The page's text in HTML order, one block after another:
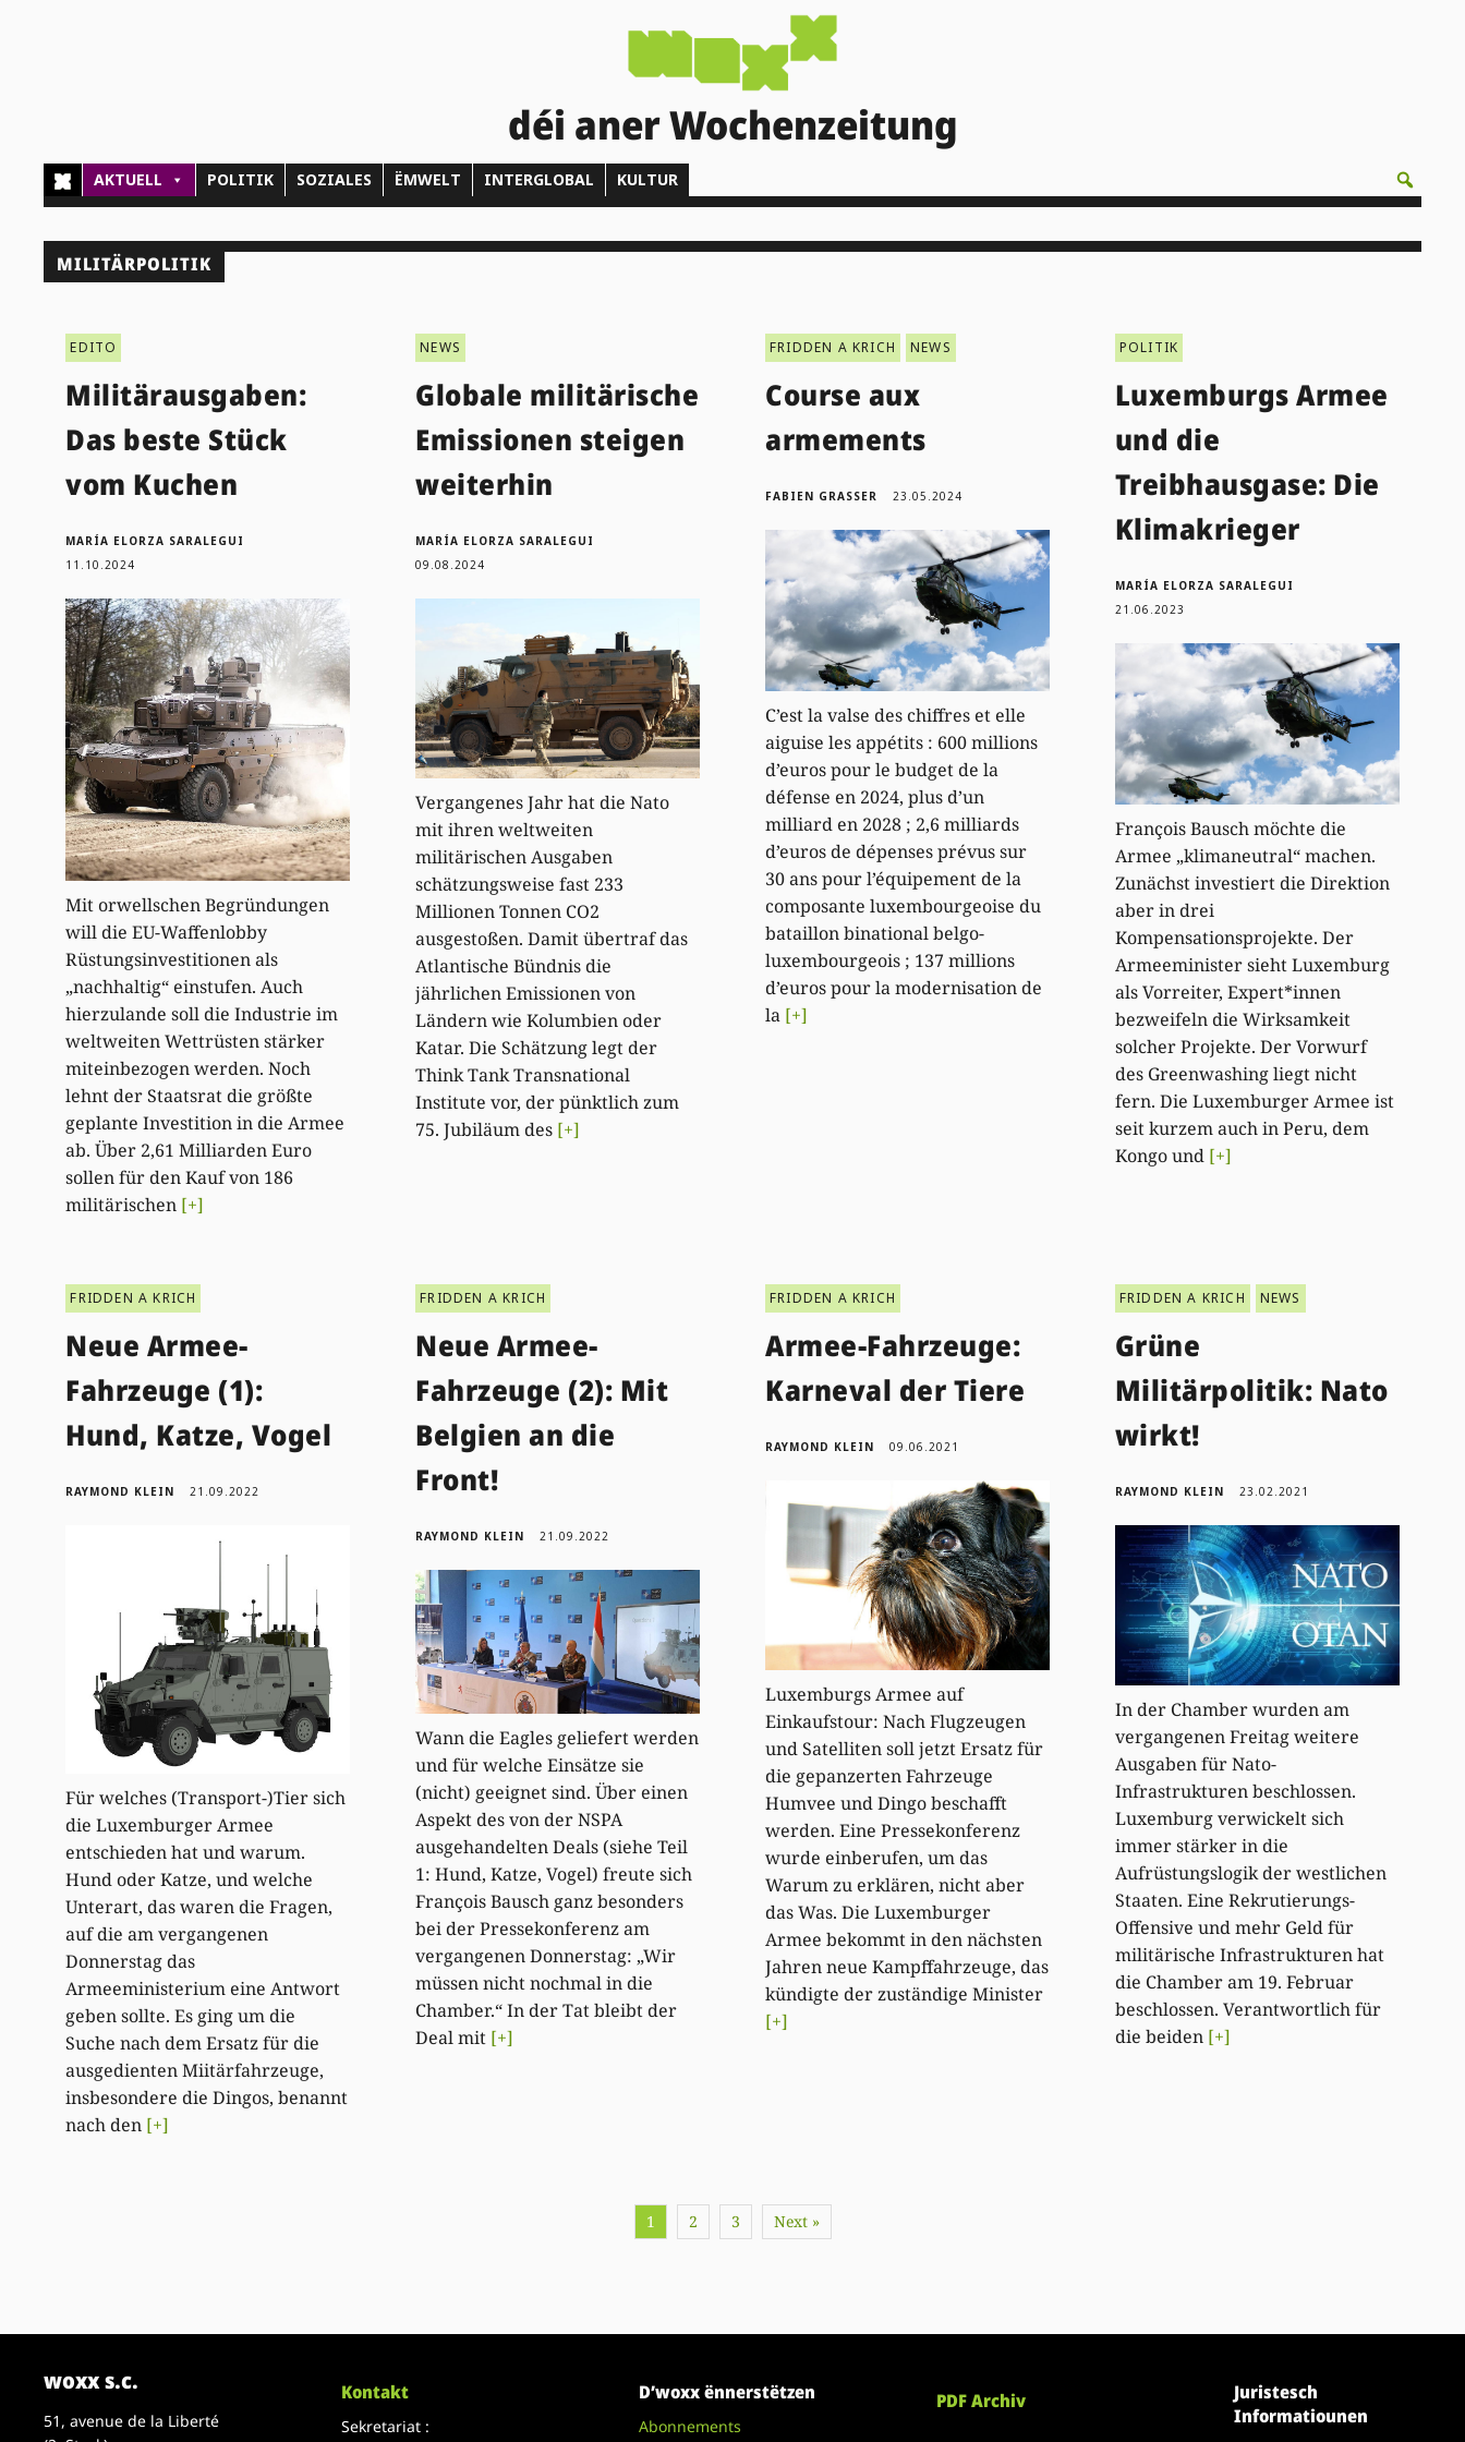
déi aner Wochenzeitung
AKTUELL POLITIK SOZIALES ËMWELT INTERGLOBAL KULTUR
MILITÄRPOLITIK
EDITO
Militärausgaben:
Das beste Stück
vom Kuchen
MARÍA ELORZA SARALEGUI
11.10.2024
Mit orwellschen Begründungen
will die EU-Waffenlobby
Rüstungsinvestitionen als
„nachhaltig“ einstufen. Auch
hierzulande soll die Industrie im
weltweiten Wettrüsten stärker
miteinbezogen werden. Noch
lehnt der Staatsrat die größte
geplante Investition in die Armee
ab. Über 2,61 Milliarden Euro
sollen für den Kauf von 186
militärischen [+]
NEWS
Globale militärische
Emissionen steigen
weiterhin
MARÍA ELORZA SARALEGUI
09.08.2024
Vergangenes Jahr hat die Nato
mit ihren weltweiten
militärischen Ausgaben
schätzungsweise fast 233
Millionen Tonnen CO2
ausgestoßen. Damit übertraf das
Atlantische Bündnis die
jährlichen Emissionen von
Ländern wie Kolumbien oder
Katar. Die Schätzung legt der
Think Tank Transnational
Institute vor, der pünktlich zum
75. Jubiläum des [+]
FRIDDEN A KRICH NEWS
Course aux
armements
FABIEN GRASSER 23.05.2024
C’est la valse des chiffres et elle
aiguise les appétits : 600 millions
d’euros pour le budget de la
défense en 2024, plus d’un
milliard en 2028 ; 2,6 milliards
d’euros de dépenses prévus sur
30 ans pour l’équipement de la
composante luxembourgeoise du
bataillon binational belgo-
luxembourgeois ; 137 millions
d’euros pour la modernisation de
la [+]
POLITIK
Luxemburgs Armee
und die
Treibhausgase: Die
Klimakrieger
MARÍA ELORZA SARALEGUI
21.06.2023
François Bausch möchte die
Armee „klimaneutral“ machen.
Zunächst investiert die Direktion
aber in drei
Kompensationsprojekte. Der
Armeeminister sieht Luxemburg
als Vorreiter, Expert*innen
bezweifeln die Wirksamkeit
solcher Projekte. Der Vorwurf
des Greenwashing liegt nicht
fern. Die Luxemburger Armee ist
seit kurzem auch in Peru, dem
Kongo und [+]
FRIDDEN A KRICH
Neue Armee-
Fahrzeuge (1):
Hund, Katze, Vogel
RAYMOND KLEIN 21.09.2022
Für welches (Transport-)Tier sich
die Luxemburger Armee
entschieden hat und warum.
Hund oder Katze, und welche
Unterart, das waren die Fragen,
auf die am vergangenen
Donnerstag das
Armeeministerium eine Antwort
geben sollte. Es ging um die
Suche nach dem Ersatz für die
ausgedienten Miitärfahrzeuge,
insbesondere die Dingos, benannt
nach den [+]
FRIDDEN A KRICH
Neue Armee-
Fahrzeuge (2): Mit
Belgien an die
Front!
RAYMOND KLEIN 21.09.2022
Wann die Eagles geliefert werden
und für welche Einsätze sie
(nicht) geeignet sind. Über einen
Aspekt des von der NSPA
ausgehandelten Deals (siehe Teil
1: Hund, Katze, Vogel) freute sich
François Bausch ganz besonders
bei der Pressekonferenz am
vergangenen Donnerstag: „Wir
müssen nicht nochmal in die
Chamber.“ In der Tat bleibt der
Deal mit [+]
FRIDDEN A KRICH
Armee-Fahrzeuge:
Karneval der Tiere
RAYMOND KLEIN 09.06.2021
Luxemburgs Armee auf
Einkaufstour: Nach Flugzeugen
und Satelliten soll jetzt Ersatz für
die gepanzerten Fahrzeuge
Humvee und Dingo beschafft
werden. Eine Pressekonferenz
wurde einberufen, um das
Warum zu erklären, nicht aber
das Was. Die Luxemburger
Armee bekommt in den nächsten
Jahren neue Kampffahrzeuge, das
kündigte der zuständige Minister
[+]
FRIDDEN A KRICH NEWS
Grüne
Militärpolitik: Nato
wirkt!
RAYMOND KLEIN 23.02.2021
In der Chamber wurden am
vergangenen Freitag weitere
Ausgaben für Nato-
Infrastrukturen beschlossen.
Luxemburg verwickelt sich
immer stärker in die
Aufrüstungslogik der westlichen
Staaten. Eine Rekrutierungs-
Offensive und mehr Geld für
militärische Infrastrukturen hat
die Chamber am 19. Februar
beschlossen. Verantwortlich für
die beiden [+]
1 2 3 Next »
woxx s.c.
51, avenue de la Liberté
Kontakt
Sekretariat :
D’woxx ënnerstëtzen
Abonnements
PDF Archiv
Juristesch
Informatiounen